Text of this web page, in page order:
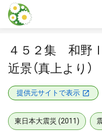
本文に飛ぶ
４５２集 和野Ⅰ
近景（真上より）
提供元サイトで表示
東日本大震災 (2011)